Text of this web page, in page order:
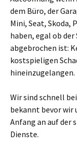
dem Büro, der
Mini, Seat, Skoda,
haben, egal ob
abgebrochen ist:
kostspieligen
hineinzugelangen.
Wir sind schnell
bekannt bevor wir
Anfang an auf der
Dienste.